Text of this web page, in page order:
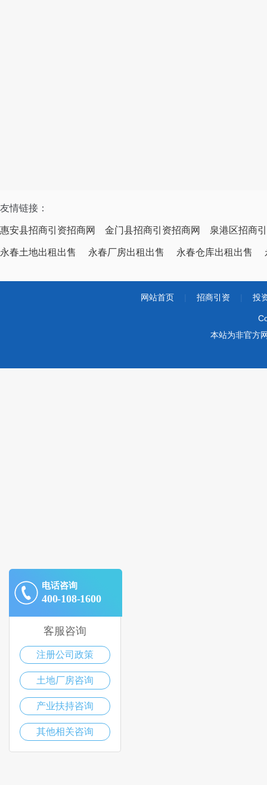
友情链接：
惠安县招商引资招商网 金门县招商引资招商网 泉港区招商
永春土地出租出售 永春厂房出租出售 永春仓库出租出售
网站首页 招商引资 投
本站为非官方
电话咨询
400-108-1600
客服咨询
注册公司政策
土地厂房咨询
产业扶持咨询
其他相关咨询